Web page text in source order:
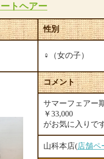
トヘアー
性別
♀（女の子）
コメント
サマーフェアー
￥33,000 お
がお気に入りで
山科本店(店舗ペ